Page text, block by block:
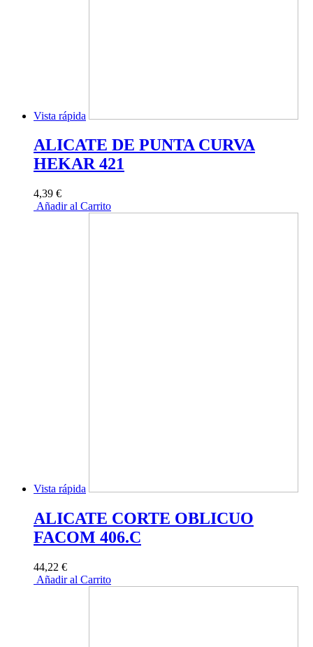
Vista rápida
ALICATE DE PUNTA CURVA
HEKAR 421
4,39 €
Añadir al Carrito
Vista rápida
ALICATE CORTE OBLICUO
FACOM 406.C
44,22 €
Añadir al Carrito